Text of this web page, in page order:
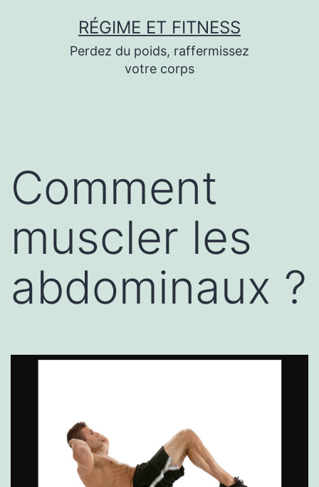
RÉGIME ET FITNESS
Perdez du poids, raffermissez
votre corps
Comment
muscler les
abdominaux ?